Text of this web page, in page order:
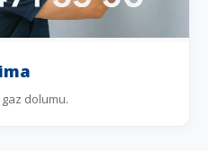
dolumu.